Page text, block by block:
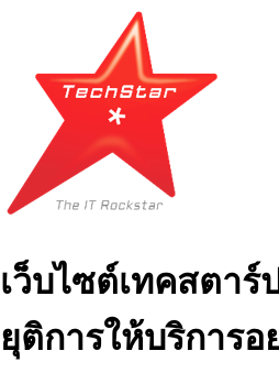
เว็บไซต์เทคสตาร์
ยุติการให้บริการอ